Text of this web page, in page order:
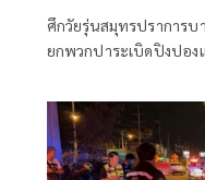
ศึกวัยรุ่นสมุทรปราการบ
ยกพวกปาระเบิดปิงปอง